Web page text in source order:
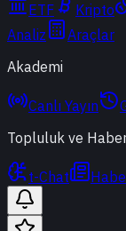
ETF
Kripto
Analiz
Araçlar
Akademi
Canlı Yayın
Topluluk ve
t-Chat